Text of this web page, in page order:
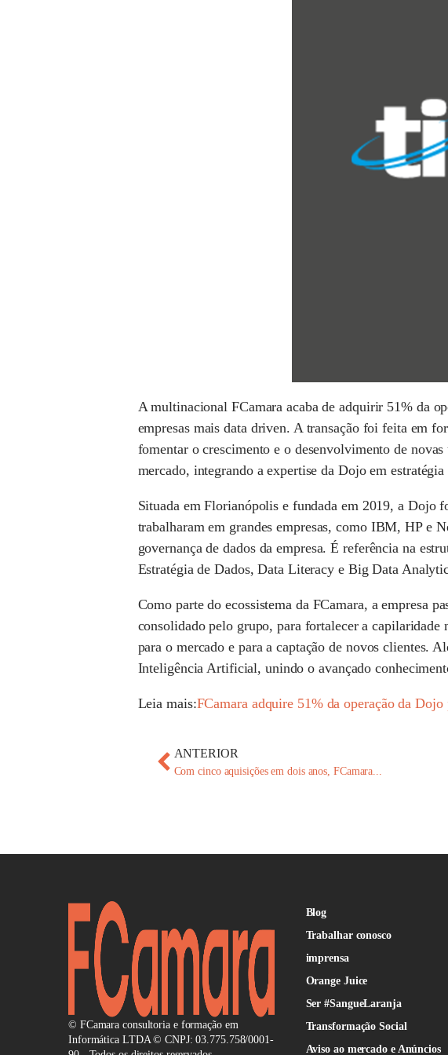
A multinacional FCamara acaba de adquirir 51% da
empresas mais data driven. A transação foi feita em
fomentar o crescimento e o desenvolvimento de
mercado, integrando a expertise da Dojo em
Situada em Florianópolis e fundada em 2019, a Dojo
trabalharam em grandes empresas, como IBM, HP e
governança de dados da empresa. É referência na
Estratégia de Dados, Data Literacy e Big Data
Como parte do ecossistema da FCamara, a empresa
consolidado pelo grupo, para fortalecer a
para o mercado e para a captação de novos clientes.
Inteligência Artificial, unindo o avançado
Leia mais:FCamara adquire 51% da operação da
ANTERIOR
Com cinco aquisições em dois anos, FCamara...
© FCamara consultoria e formação em
Informática LTDA © CNPJ: 03.775.758/0001-
Blog
Trabalhar conosco
imprensa
Orange Juice
Ser #SangueLaranja
Transformação Social
Aviso ao mercado e Anúncios